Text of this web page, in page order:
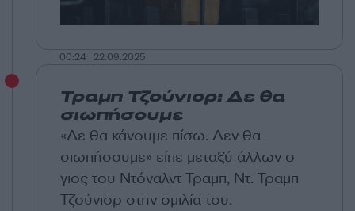
00:24 | 22.09.2025
Τραμπ Τζούνιορ: Δε θα
σιωπήσουμε
«Δε θα κάνουμε πίσω. Δεν θα
σιωπήσουμε» είπε μεταξύ άλλων ο
γιος του Ντόναλντ Τραμπ, Ντ. Τραμπ
Τζούνιορ στην ομιλία του.